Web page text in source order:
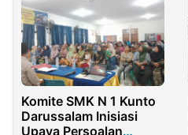
Komite SMK N 1 Kunto
Darussalam Inisiasi
Upaya Persoalan